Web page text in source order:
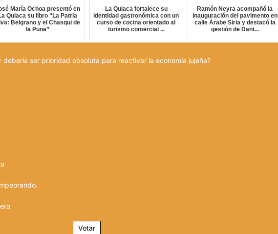
María Ochoa presentó en
Quiaca su libro “La Patria
Belgrano y el Chasqui de
la Puna”
La Quiaca fortalece su
identidad gastronómica con un
curso de cocina orientado al
turismo comercial ...
Ramón Neyra acompañó la
inauguración del pavimento en
calle Árabe Siria y destacó la
gestión de Dant...
debería ser prioridad absoluta para reactivar la economía jujeña?
Votar